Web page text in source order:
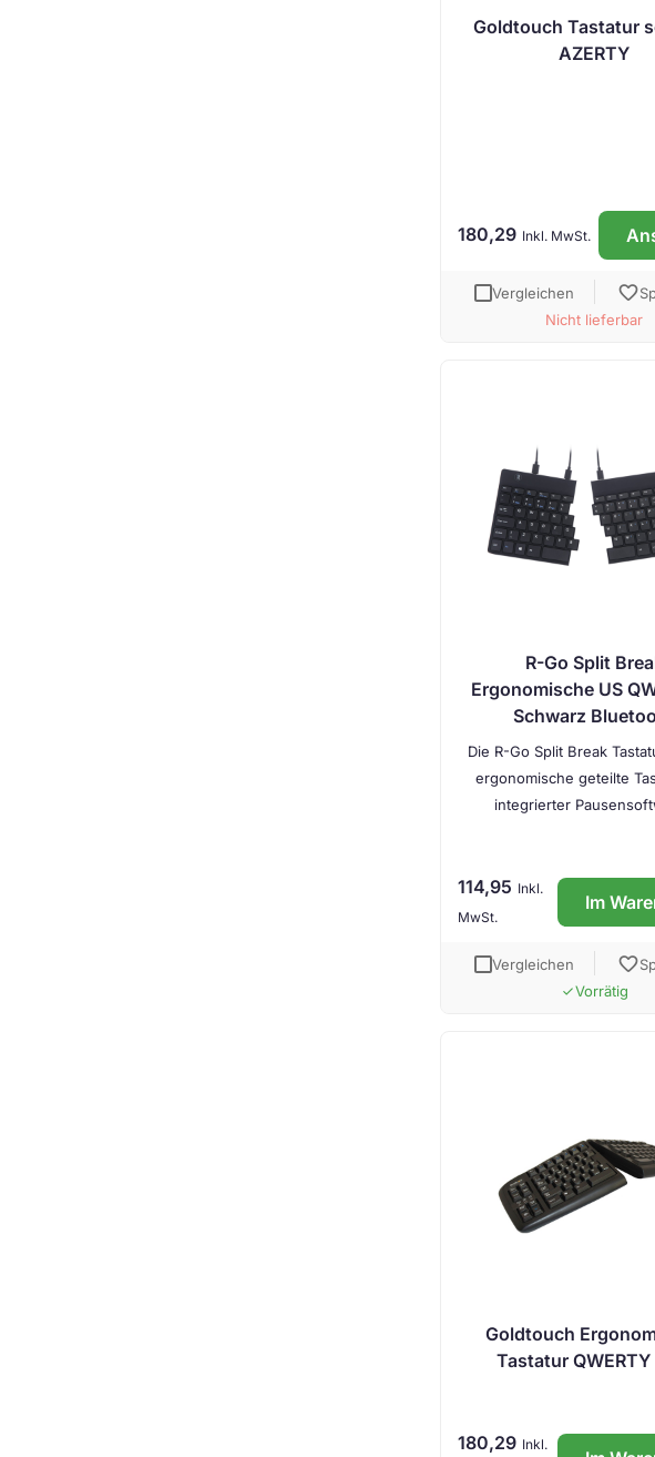
Goldtouch Tastatur
AZERTY
180,29 Inkl. MwSt.
Vergleichen favorite
Nicht lieferbar
R-Go Split
Ergonomische US
Schwarz
Die R-Go Split Break
ergonomische geteilte
integrierter
114,95 Inkl.
MwSt.
Im
Vergleichen favorite
doneVorrätig
Goldtouch
Tastatur QWERTY
180,29 Inkl.